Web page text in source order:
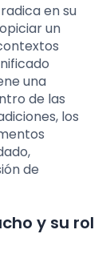
en su
un
una
de las
los
de
y su rol